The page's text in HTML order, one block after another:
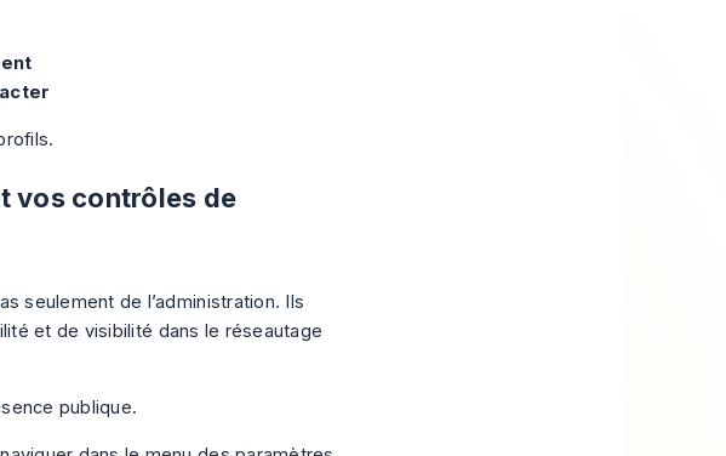
vos contrôles de
seulement de l’administration. Ils
et de visibilité dans le réseautage
publique.